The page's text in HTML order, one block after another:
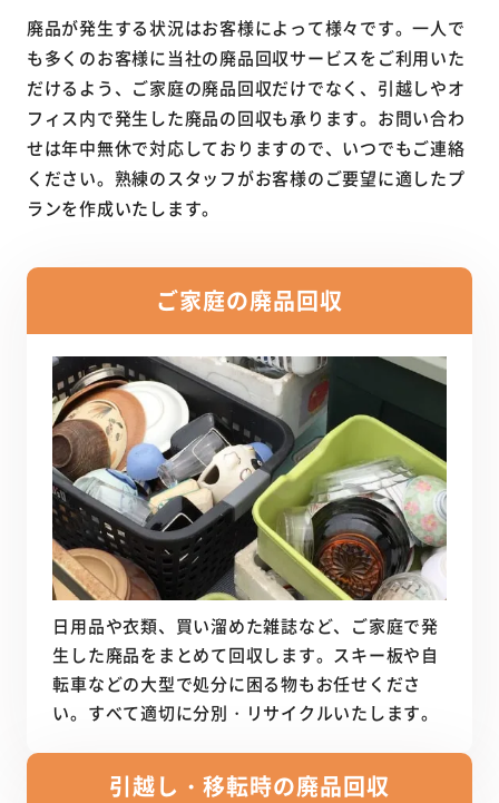
廃品が発生する状況はお客様によって様々です。一人で
も多くのお客様に当社の廃品回収サービスをご利用いた
だけるよう、ご家庭の廃品回収だけでなく、引越しやオ
フィス内で発生した廃品の回収も承ります。お問い合わ
せは年中無休で対応しておりますので、いつでもご連絡
ください。熟練のスタッフがお客様のご要望に適したプ
ランを作成いたします。
ご家庭の廃品回収
日用品や衣類、買い溜めた雑誌など、ご家庭で発
生した廃品をまとめて回収します。スキー板や自
転車などの大型で処分に困る物もお任せくださ
い。すべて適切に分別・リサイクルいたします。
引越し・移転時の廃品回収